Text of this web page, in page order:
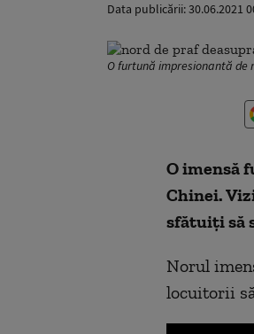
Data publicării:30.06.2021
O furtună impresionantă de
O imensă
Chinei.
sfătuiţi să
Norul
locuitorii